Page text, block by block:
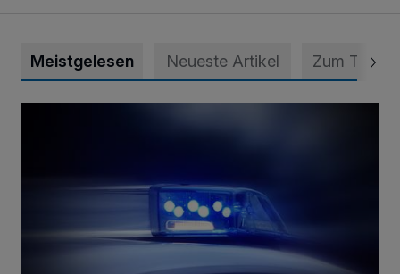
Meistgelesen Neueste Artikel Zum Thema